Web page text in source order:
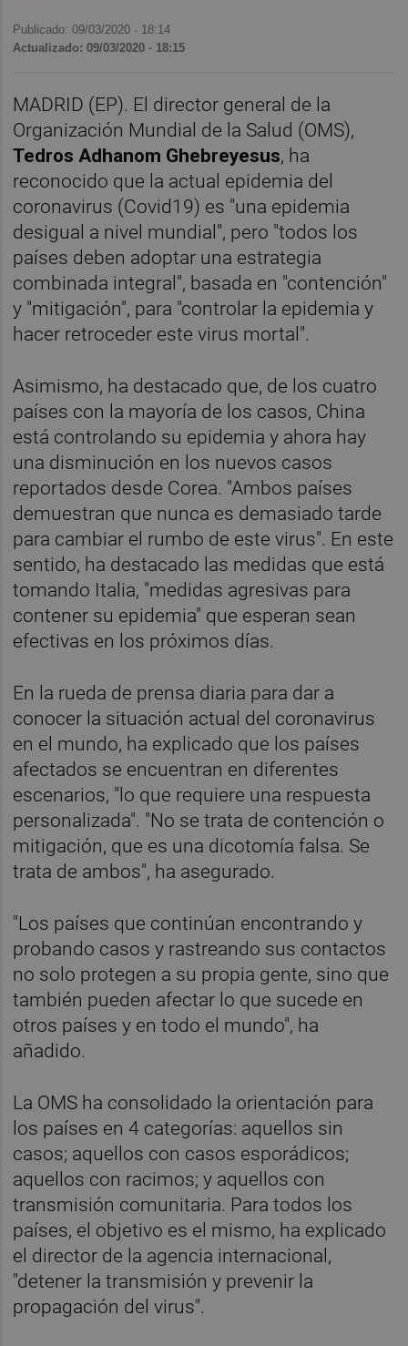
Publicado: 09/03/2020 · 18:14
Actualizado: 09/03/2020 · 18:15
MADRID (EP). El director general de la
Organización Mundial de la Salud (OMS),
Tedros Adhanom Ghebreyesus, ha
reconocido que la actual epidemia del
coronavirus (Covid19) es "una epidemia
desigual a nivel mundial", pero "todos los
países deben adoptar una estrategia
combinada integral", basada en "contención"
y "mitigación", para "controlar la epidemia y
hacer retroceder este virus mortal".
Asimismo, ha destacado que, de los cuatro
países con la mayoría de los casos, China
está controlando su epidemia y ahora hay
una disminución en los nuevos casos
reportados desde Corea. "Ambos países
demuestran que nunca es demasiado tarde
para cambiar el rumbo de este virus". En este
sentido, ha destacado las medidas que está
tomando Italia, "medidas agresivas para
contener su epidemia" que esperan sean
efectivas en los próximos días.
En la rueda de prensa diaria para dar a
conocer la situación actual del coronavirus
en el mundo, ha explicado que los países
afectados se encuentran en diferentes
escenarios, "lo que requiere una respuesta
personalizada". "No se trata de contención o
mitigación, que es una dicotomía falsa. Se
trata de ambos", ha asegurado.
"Los países que continúan encontrando y
probando casos y rastreando sus contactos
no solo protegen a su propia gente, sino que
también pueden afectar lo que sucede en
otros países y en todo el mundo", ha
añadido.
La OMS ha consolidado la orientación para
los países en 4 categorías: aquellos sin
casos; aquellos con casos esporádicos;
aquellos con racimos; y aquellos con
transmisión comunitaria. Para todos los
países, el objetivo es el mismo, ha explicado
el director de la agencia internacional,
"detener la transmisión y prevenir la
propagación del virus".